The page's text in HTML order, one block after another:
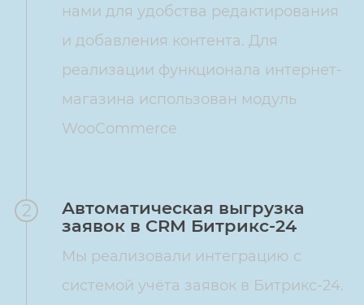
нами для удобства редактирования
и добавления контента. Для
реализации функционала интернет-
магазина использован модуль
WooCommerce
2
Автоматическая выгрузка
заявок в CRM Битрикс-24
Мы реализовали интеграцию с
системой учёта заявок в Битрикс-24.